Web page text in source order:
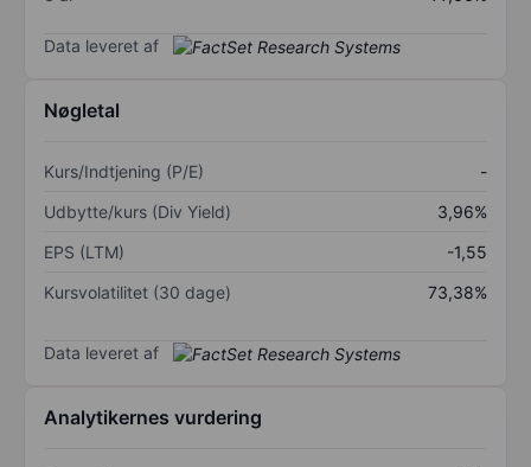
Data leveret af
Nøgletal
Kurs/Indtjening (P/E)
-
Udbytte/kurs (Div Yield)
3,96%
EPS (LTM)
-1,55
Kursvolatilitet (30 dage)
73,38%
Data leveret af
Analytikernes vurdering